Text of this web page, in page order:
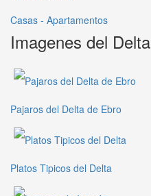
Casas - Apartamentos
Imagenes del Delta
Pajaros del Delta de Ebro
Platos Tipicos del Delta